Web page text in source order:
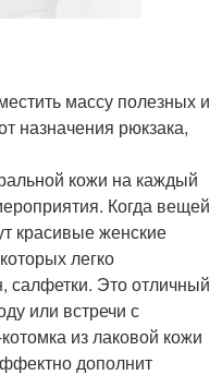
массу полезных и
назначения рюкзака,
кожи на каждый
Когда вещей
красивые женские
легко
салфетки. Это отличный
или встречи с
из лаковой кожи
дополнит